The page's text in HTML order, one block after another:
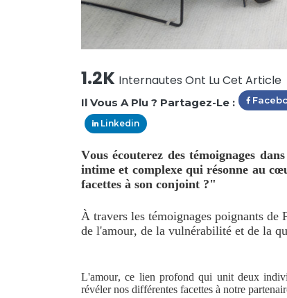
1.2K Internautes Ont Lu Cet Article
Il Vous A Plu ? Partagez-Le :
Linkedin
Vous écouterez des témoignages
intime et complexe qui résonne au
facettes à son conjoint ?"
À travers les témoignages poignants de
de l'amour, de la vulnérabilité et de la
L'amour, ce lien profond qui unit deux
révéler nos différentes facettes à notre